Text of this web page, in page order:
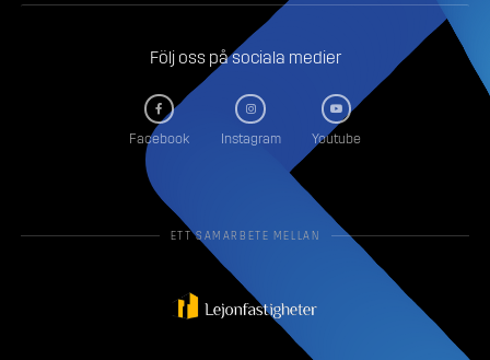
Följ oss på sociala medier
Facebook Instagram Youtube
ETT SAMARBETE MELLAN